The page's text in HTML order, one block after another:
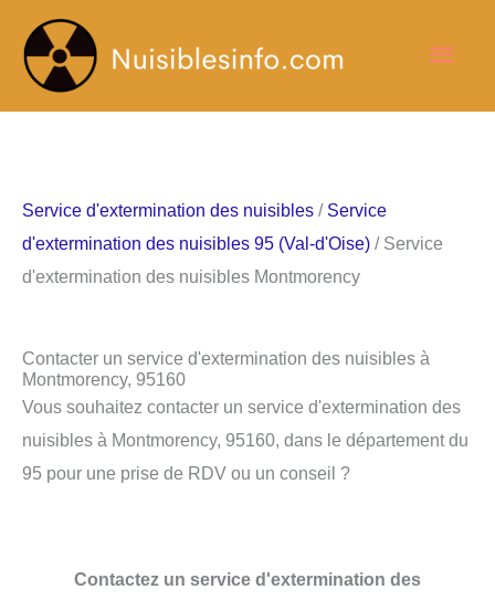
contenu
Service d'extermination des nuisibles / Service
d'extermination des nuisibles 95 (Val-d'Oise) / Service
d'extermination des nuisibles Montmorency
Contacter un service d'extermination des nuisibles à
Montmorency, 95160
Vous souhaitez contacter un service d'extermination des
nuisibles à Montmorency, 95160, dans le département du
95 pour une prise de RDV ou un conseil ?
Contactez un service d'extermination des